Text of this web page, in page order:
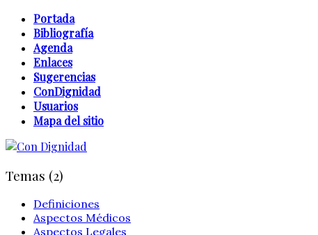
Portada
Bibliografía
Agenda
Enlaces
Sugerencias
ConDignidad
Usuarios
Mapa del sitio
Temas (2)
Definiciones
Aspectos Médicos
Aspectos Legales